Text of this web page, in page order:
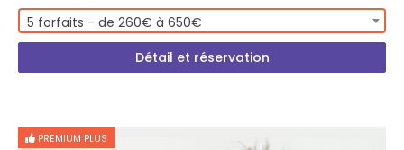
5 forfaits - de 260€ à 650€
Détail et réservation
PREMIUM PLUS